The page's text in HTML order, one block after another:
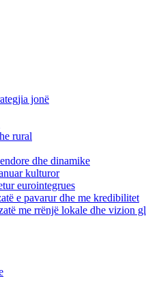
jonë
rural
dhe dinamike
kulturor
eurointegrues
e pavarur dhe me kredibilitet
me rrënjë lokale dhe vizion